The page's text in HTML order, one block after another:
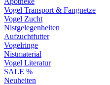
Vogel Transport & Fangnetze
Vogel Zucht
Nistgelegenheiten
Aufzuchtfutter
Vogelringe
Nistmaterial
Vogel Literatur
SALE %
Neuheiten